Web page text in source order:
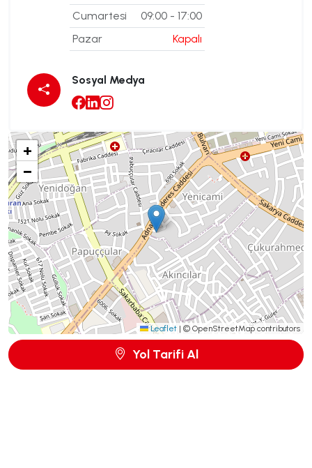
Cumartesi
09:00 - 17:00
Pazar
Kapalı
Sosyal Medya
+
−
Leaflet | © OpenStreetMap contributors
Yol Tarifi Al